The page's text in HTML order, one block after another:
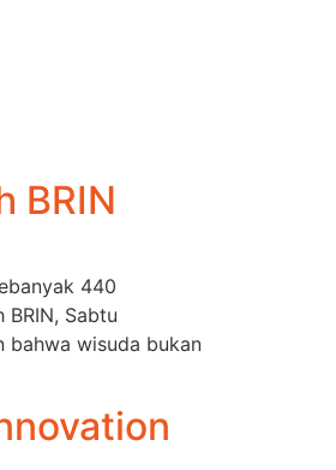
BRIN
440
Sabtu
bahwa wisuda bukan